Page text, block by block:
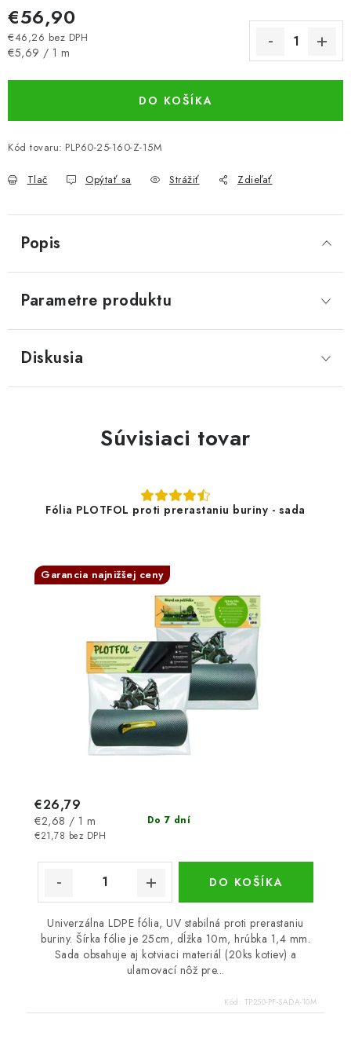
€56,90
€46,26 bez DPH
Jednotková cena:
€5,69 / 1 m
DO KOŠÍKA
Kód tovaru: PLP60-25-160-Z-15M
Tlač Opýtať sa Strážiť Zdieľať
Popis
Parametre produktu
Diskusia
Súvisiaci tovar
Fólia PLOTFOL proti prerastaniu buriny - sada
Garancia najnižšej ceny
Do 7 dní
€21,78 bez DPH
€26,79
Jednotková
cena:
€2,68 / 1 m
DO KOŠÍKA
Univerzálna LDPE fólia, UV stabilná proti prerastaniu
buriny. Šírka fólie je 25cm, dĺžka 10m, hrúbka 1,4 mm.
Sada obsahuje aj kotviaci materiál (20ks kotiev) a
ulamovací nôž pre...
Kód: TP250-PF-SADA-10M